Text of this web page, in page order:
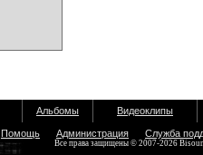
Альбомы Видеоклипы
Помощь Администрация Служба
Все права защищены © 2007-2026